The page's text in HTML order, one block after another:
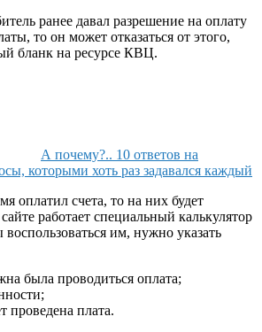
ранее давал разрешение на оплату
то он может отказаться от этого,
бланк на ресурсе КВЦ.
А почему?.. 10 ответов на
которыми хоть раз задавался каждый
оплатил счета, то на них будет
работает специальный калькулятор
воспользоваться им, нужно указать
была проводиться оплата;
проведена плата.